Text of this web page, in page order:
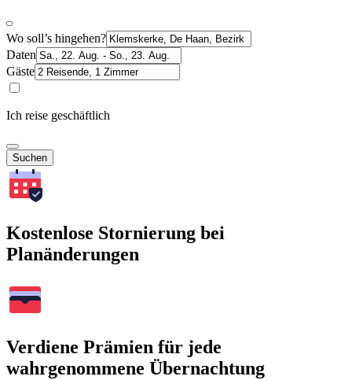
Wo soll’s hingehen?
Daten
Gäste
Ich reise geschäftlich
Suchen
Kostenlose Stornierung bei
Planänderungen
Verdiene Prämien für jede
wahrgenommene Übernachtung